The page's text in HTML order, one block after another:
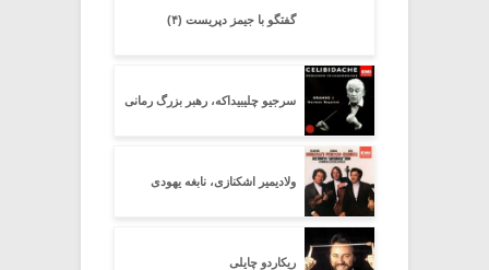
گفتگو با جیمز دپریست (۴)
سرجیو چلیبیداکه، رهبر بزرگ رمانی
ولادیمیر اشکنازی، نابغه یهودی
ریکاردو چایلی